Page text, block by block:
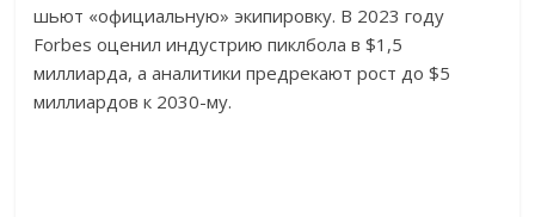
шьют «официальную» экипировку. В 2023 году
Forbes оценил индустрию пиклбола в $1,5
миллиарда, а аналитики предрекают рост до $5
миллиардов к 2030-му.